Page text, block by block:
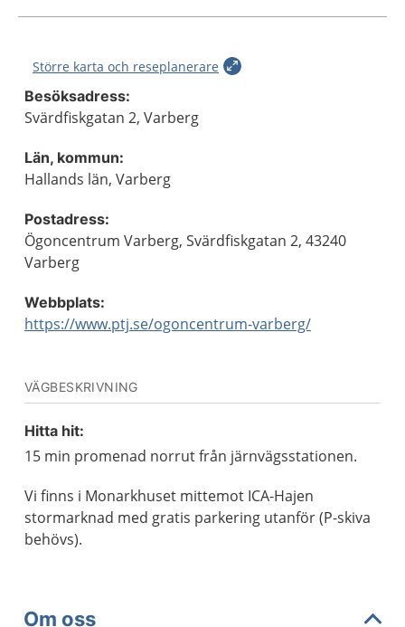
Större karta och reseplanerare
Besöksadress:
Svärdfiskgatan 2, Varberg
Län, kommun:
Hallands län, Varberg
Postadress:
Ögoncentrum Varberg, Svärdfiskgatan 2, 43240
Varberg
Webbplats:
https://www.ptj.se/ogoncentrum-varberg/
VÄGBESKRIVNING
Hitta hit:
15 min promenad norrut från järnvägsstationen.
Vi finns i Monarkhuset mittemot ICA-Hajen
stormarknad med gratis parkering utanför (P-skiva
behövs).
Om oss